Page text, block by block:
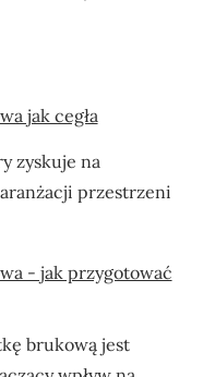
jak cegła
zyskuje na
przestrzeni
- jak przygotować
brukową jest